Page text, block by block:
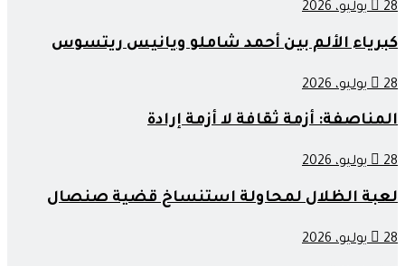
28 يوليو، 2026
كبرياء الألم بين أحمد شاملو ويانيس ريتسوس
28 يوليو، 2026
المناصفة: أزمة ثقافة لا أزمة إرادة
28 يوليو، 2026
لعبة الظلال لمحاولة استنساخ قضية صنصال
28 يوليو، 2026